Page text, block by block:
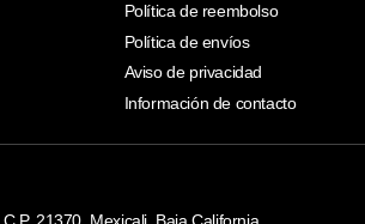
Política de reembolso
Política de envíos
Aviso de privacidad
Información de contacto